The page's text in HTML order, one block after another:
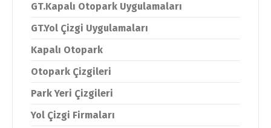
GT.Kapalı Otopark Uygulamaları
GT.Yol Çizgi Uygulamaları
Kapalı Otopark
Otopark Çizgileri
Park Yeri Çizgileri
Yol Çizgi Firmaları